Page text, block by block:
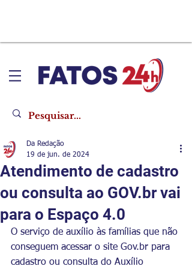
Atendimento de cadastro
ou consulta ao GOV.br vai
para o Espaço 4.0
Da Redação
19 de jun. de 2024
O serviço de auxílio às famílias que não
conseguem acessar o site Gov.br para
cadastro ou consulta do Auxílio